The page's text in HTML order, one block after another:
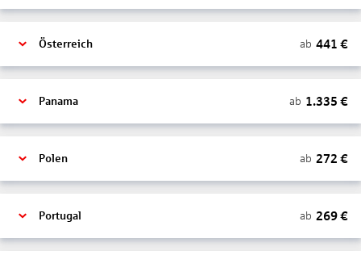
Österreich ab 441 €
Panama ab 1.335 €
Polen ab 272 €
Portugal ab 269€